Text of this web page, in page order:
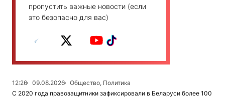
пропустить важные новости (если
это безопасно для вас)
12:26 09.08.2026
Общество, Политика
С 2020 года правозащитники зафиксировали в Беларуси более 100